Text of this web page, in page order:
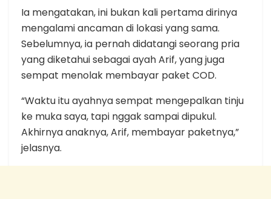
Ia mengatakan, ini bukan kali pertama dirinya
mengalami ancaman di lokasi yang sama.
Sebelumnya, ia pernah didatangi seorang pria
yang diketahui sebagai ayah Arif, yang juga
sempat menolak membayar paket COD.
“Waktu itu ayahnya sempat mengepalkan tinju
ke muka saya, tapi nggak sampai dipukul.
Akhirnya anaknya, Arif, membayar paketnya,”
jelasnya.